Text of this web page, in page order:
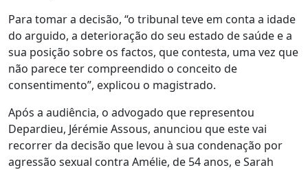
Para tomar a decisão, “o tribunal teve em conta a idade
do arguido, a deterioração do seu estado de saúde e a
sua posição sobre os factos, que contesta, uma vez que
não parece ter compreendido o conceito de
consentimento”, explicou o magistrado.
Após a audiência, o advogado que representou
Depardieu, Jérémie Assous, anunciou que este vai
recorrer da decisão que levou à sua condenação por
agressão sexual contra Amélie, de 54 anos, e Sarah